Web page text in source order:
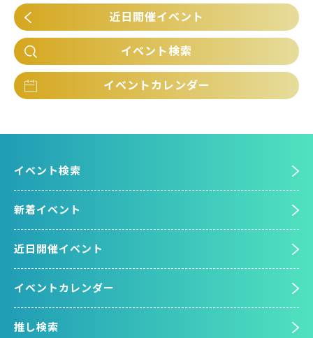
近日開催イベント
イベント検索
イベントカレンダー
イベント検索
新着イベント
近日開催イベント
イベントカレンダー
推し検索